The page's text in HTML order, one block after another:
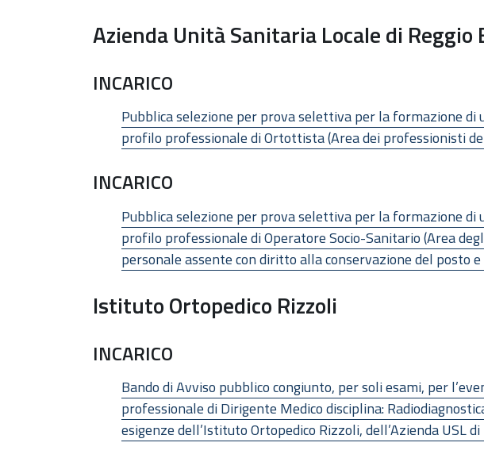
Azienda Unità Sanitaria Locale di Reggio
INCARICO
Pubblica selezione per prova selettiva per la formazione
profilo professionale di Ortottista (Area dei professionisti
INCARICO
Pubblica selezione per prova selettiva per la formazione
profilo professionale di Operatore Socio-Sanitario (Area
personale assente con diritto alla conservazione del posto
Istituto Ortopedico Rizzoli
INCARICO
Bando di Avviso pubblico congiunto, per soli esami, per
professionale di Dirigente Medico disciplina:
esigenze dell’Istituto Ortopedico Rizzoli, dell’Azienda USL